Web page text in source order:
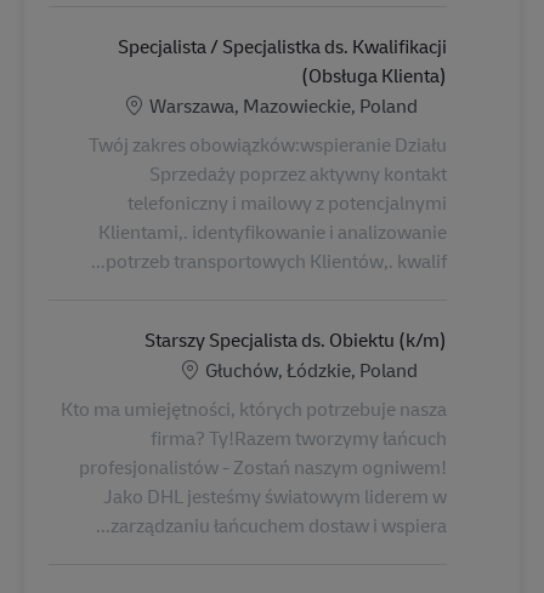
Specjalista / Specjalistka ds. Kwalifikacji
(Obsługa Klienta)
الموقع
Warszawa, Mazowieckie, Poland
Twój zakres obowiązków:wspieranie Działu
Sprzedaży poprzez aktywny kontakt
telefoniczny i mailowy z potencjalnymi
Klientami,. identyfikowanie i analizowanie
potrzeb transportowych Klientów,. kwalif...
Starszy Specjalista ds. Obiektu (k/m)
الموقع
Głuchów, Łódzkie, Poland
Kto ma umiejętności, których potrzebuje nasza
firma? Ty!Razem tworzymy łańcuch
profesjonalistów - Zostań naszym ogniwem!
Jako DHL jesteśmy światowym liderem w
zarządzaniu łańcuchem dostaw i wspiera...